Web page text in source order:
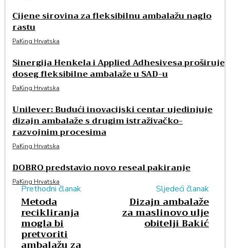
Cijene sirovina za fleksibilnu ambalažu naglo
rastu
PaKing Hrvatska
Sinergija Henkela i Applied Adhesivesa proširuje
doseg fleksibilne ambalaže u SAD-u
PaKing Hrvatska
Unilever: Budući inovacijski centar ujedinjuje
dizajn ambalaže s drugim istraživačko-
razvojnim procesima
PaKing Hrvatska
DOBRO predstavio novo reseal pakiranje
PaKing Hrvatska
Prethodni članak
Metoda
recikliranja
mogla bi
pretvoriti
Sljedeći članak
Dizajn ambalaže
za maslinovo ulje
obitelji Bakić